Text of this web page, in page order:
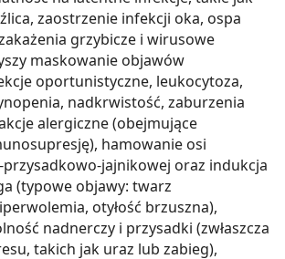
zaostrzenie infekcji oka, ospa
grzybicze i wirusowe
maskowanie objawów
oportunistyczne, leukocytoza,
nadkrwistość, zaburzenia
alergiczne (obejmujące
hamowanie osi
jajnikowej oraz indukcja
(typowe objawy: twarz
otyłość brzuszna),
nadnerczy i przysadki (zwłaszcza
takich jak uraz lub zabieg),